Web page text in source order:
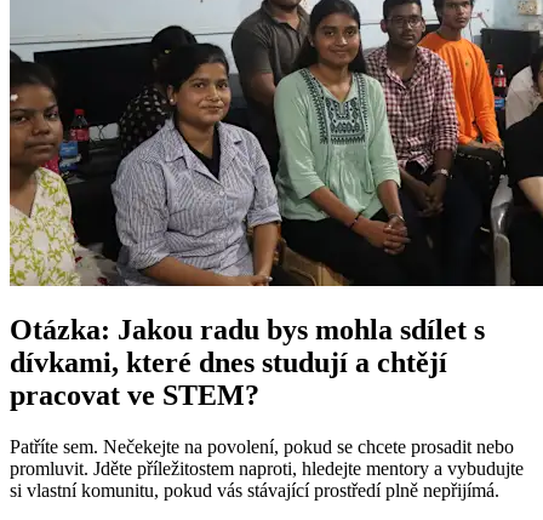
Otázka: Jakou radu bys mohla sdílet s
dívkami, které dnes studují a chtějí
pracovat ve STEM?
Patříte sem. Nečekejte na povolení, pokud se chcete prosadit nebo
promluvit. Jděte příležitostem naproti, hledejte mentory a vybudujte
si vlastní komunitu, pokud vás stávající prostředí plně nepřijímá.